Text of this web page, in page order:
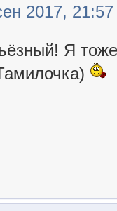
2017, 21:57
Я